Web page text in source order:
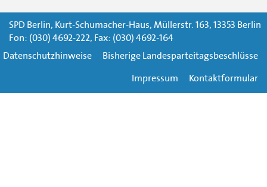
SPD Berlin, Kurt-Schumacher-Haus, Müllerstr. 163, 13353 Berlin
Fon: (030) 4692-222, Fax: (030) 4692-164
Datenschutzhinweise
Bisherige Landesparteitagsbeschlüsse
Impressum
Kontaktformular